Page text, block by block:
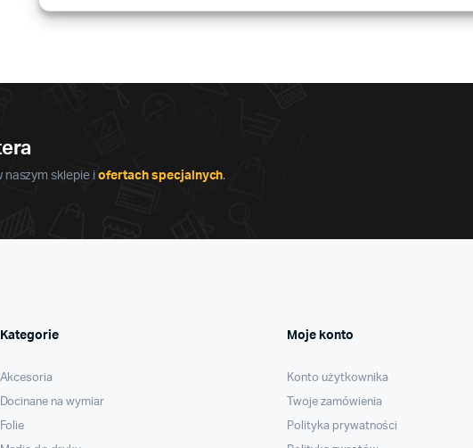
produktu
produktu
naszym sklepie iofertach specjalnych.
Kategorie
Akcesoria
Docinane na wymiar
Folie
Moje konto
Konto użytkownika
Twoje zamówienia
Polityka prywatności